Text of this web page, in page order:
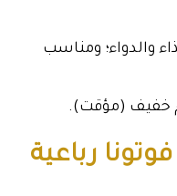
والدواء؛ ومناسب
خفيف (مؤقت).
رباعية